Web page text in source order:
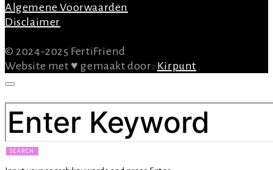
Algemene Voorwaarden
Disclaimer
© 2024-2025 FertiFriend
Website met ♥ gemaakt door: Kirpunt
SEARCH